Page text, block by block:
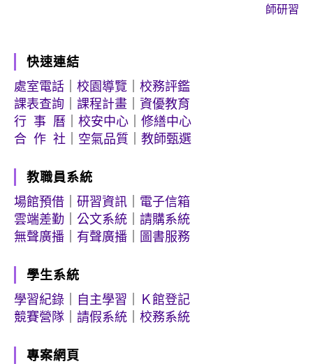
師研習
快速連結
處室電話
校園導覽
校務評鑑
課表查詢
課程計畫
資優教育
行 事 曆
校安中心
修繕中心
合 作 社
空氣品質 教師甄選
教職員系統
場館預借
研習資訊
電子信箱
雲端差勤
公文系統
請購系統
無聲廣播
有聲廣播 圖書服務
學生系統
學習紀錄
自主學習
Ｋ館登記
競賽營隊
請假系統 校務系統
專案網頁